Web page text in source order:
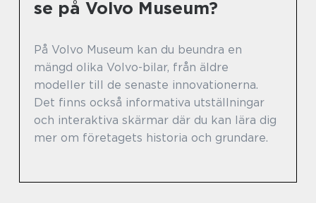
se på Volvo Museum?
På Volvo Museum kan du beundra en
mängd olika Volvo-bilar, från äldre
modeller till de senaste innovationerna.
Det finns också informativa utställningar
och interaktiva skärmar där du kan lära dig
mer om företagets historia och grundare.